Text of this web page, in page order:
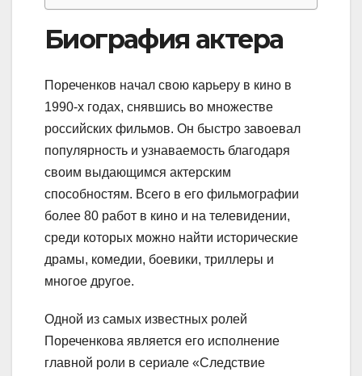
Биография актера
Пореченков начал свою карьеру в кино в
1990-х годах, снявшись во множестве
российских фильмов. Он быстро завоевал
популярность и узнаваемость благодаря
своим выдающимся актерским
способностям. Всего в его фильмографии
более 80 работ в кино и на телевидении,
среди которых можно найти исторические
драмы, комедии, боевики, триллеры и
многое другое.
Одной из самых известных ролей
Пореченкова является его исполнение
главной роли в сериале «Следствие